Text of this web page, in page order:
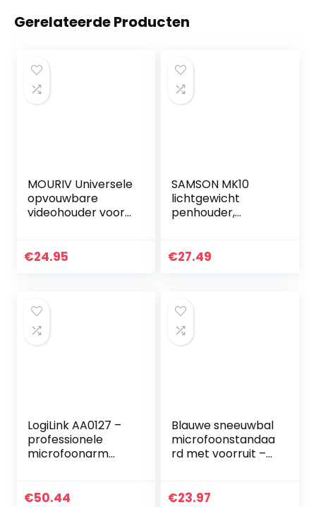
Gerelateerde Producten
MOURIV Universele
opvouwbare
videohouder voor
Stabilizer Grip
houders voor
videomaker
filmmaker
€24.95
SAMSON MK10
lichtgewicht
penhouder,
€27.49
LogiLink AA0127 –
professionele
microfoonarm
game
€50.44
Blauwe sneeuwbal
microfoonstandaa
rd met voorruit –
armstandaard en
€23.97